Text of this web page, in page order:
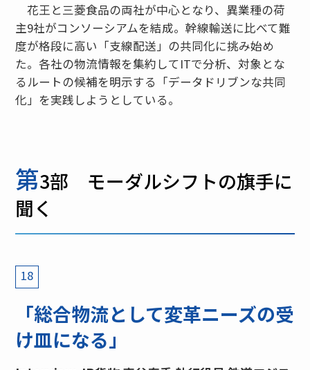
花王と三菱食品の両社が中心となり、異業種の荷
主9社がコンソーシアムを結成。幹線輸送に比べて難
度が格段に高い「支線配送」の共同化に挑み始め
た。各社の物流情報を集約してITで分析、対象とな
るルートの候補を明示する「データドリブンな共同
化」を実践しようとしている。
第3部 モーダルシフトの旗手に
聞く
18
「総合物流として変革ニーズの受
け皿になる」